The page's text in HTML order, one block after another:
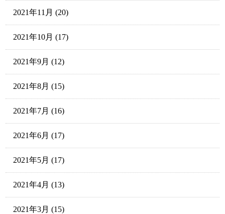
2021年11月 (20)
2021年10月 (17)
2021年9月 (12)
2021年8月 (15)
2021年7月 (16)
2021年6月 (17)
2021年5月 (17)
2021年4月 (13)
2021年3月 (15)